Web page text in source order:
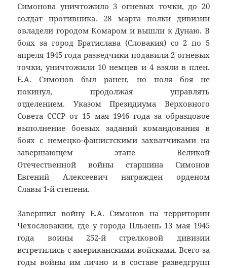
Симонова уничтожило 3 огневых точки, до 20
солдат противника. 28 марта полки дивизии
овладели городом Комаром и вышли к Дунаю. В
боях за город Братислава (Словакия) со 2 по 5
апреля 1945 года разведчики подавили 2 огневых
точки, уничтожили 10 немцев и 4 взяли в плен.
Е.А. Симонов был ранен, но поля боя не
покинул, продолжая управлять
отделением. Указом Президиума Верховного
Совета СССР от 15 мая 1946 года за образцовое
выполнение боевых заданий командования в
боях с немецко-фашистскими захватчиками на
завершающем этапе Великой
Отечественной войны старшина Симонов
Евгений Алексеевич награжден орденом
Славы 1-й степени.
Завершил войну Е.А. Симонов на территории
Чехословакии, где у города Пльзень 13 мая 1945
года воины 252-й стрелковой дивизии
встретились с американскими войсками. Всего за
годы войны им лично и в составе разведгрупп